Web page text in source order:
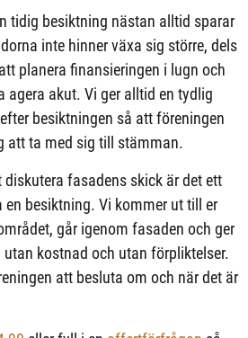
tidig besiktning nästan alltid sparar
inte hinner växa sig större, dels
planera finansieringen i lugn och
agera akut. Vi ger alltid en tydlig
besiktningen så att föreningen
att ta med sig till stämman.
diskutera fasadens skick är det ett
besiktning. Vi kommer ut till er
går igenom fasaden och ger
kostnad och utan förpliktelser.
att besluta om och när det är